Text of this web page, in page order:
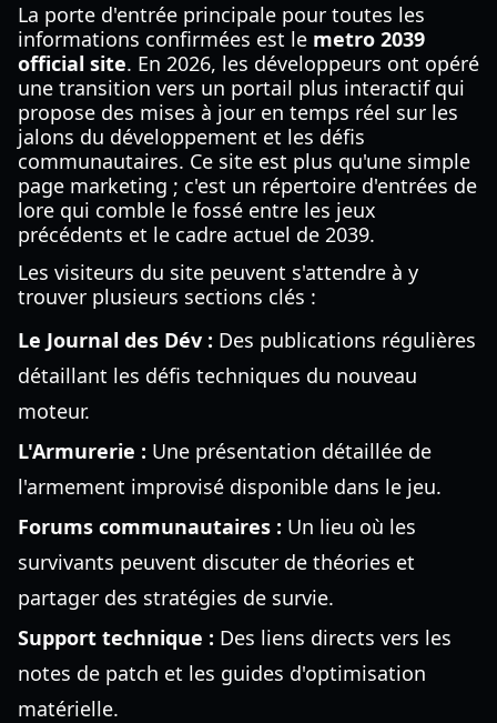
La porte d'entrée principale pour toutes les
informations confirmées est le metro 2039
official site. En 2026, les développeurs ont opéré
une transition vers un portail plus interactif qui
propose des mises à jour en temps réel sur les
jalons du développement et les défis
communautaires. Ce site est plus qu'une simple
page marketing ; c'est un répertoire d'entrées de
lore qui comble le fossé entre les jeux
précédents et le cadre actuel de 2039.
Les visiteurs du site peuvent s'attendre à y
trouver plusieurs sections clés :
Le Journal des Dév : Des publications régulières
détaillant les défis techniques du nouveau
moteur.
L'Armurerie : Une présentation détaillée de
l'armement improvisé disponible dans le jeu.
Forums communautaires : Un lieu où les
survivants peuvent discuter de théories et
partager des stratégies de survie.
Support technique : Des liens directs vers les
notes de patch et les guides d'optimisation
matérielle.